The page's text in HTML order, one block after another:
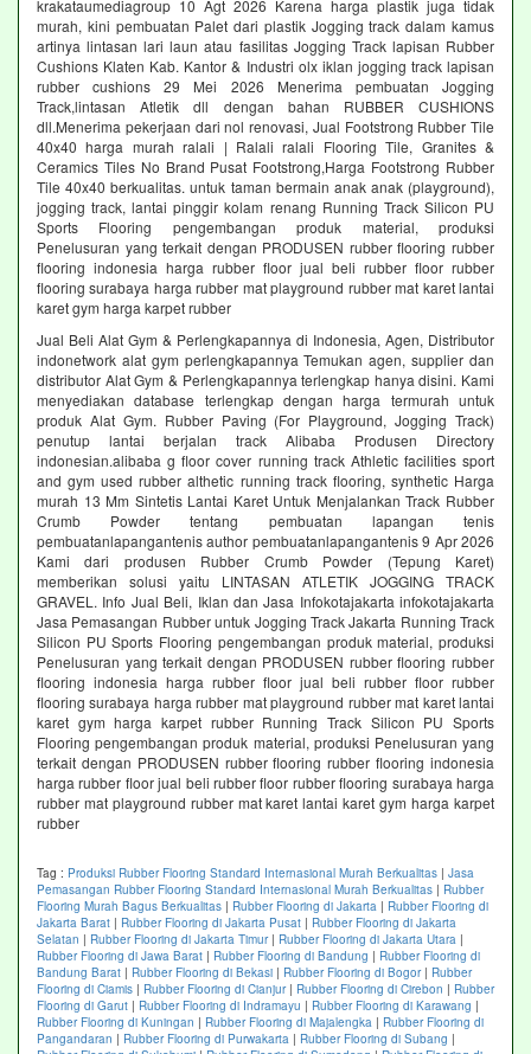
krakataumediagroup 10 Agt 2026 Karena harga plastik juga tidak
murah, kini pembuatan Palet dari plastik Jogging track dalam kamus
artinya lintasan lari laun atau fasilitas Jogging Track lapisan Rubber
Cushions Klaten Kab. Kantor & Industri olx iklan jogging track lapisan
rubber cushions 29 Mei 2026 Menerima pembuatan Jogging
Track,lintasan Atletik dll dengan bahan RUBBER CUSHIONS
dll.Menerima pekerjaan dari nol renovasi, Jual Footstrong Rubber Tile
40x40 harga murah ralali | Ralali ralali Flooring Tile, Granites &
Ceramics Tiles No Brand Pusat Footstrong,Harga Footstrong Rubber
Tile 40x40 berkualitas. untuk taman bermain anak anak (playground),
jogging track, lantai pinggir kolam renang Running Track Silicon PU
Sports Flooring pengembangan produk material, produksi
Penelusuran yang terkait dengan PRODUSEN rubber flooring rubber
flooring indonesia harga rubber floor jual beli rubber floor rubber
flooring surabaya harga rubber mat playground rubber mat karet lantai
karet gym harga karpet rubber
Jual Beli Alat Gym & Perlengkapannya di Indonesia, Agen, Distributor
indonetwork alat gym perlengkapannya Temukan agen, supplier dan
distributor Alat Gym & Perlengkapannya terlengkap hanya disini. Kami
menyediakan database terlengkap dengan harga termurah untuk
produk Alat Gym. Rubber Paving (For Playground, Jogging Track)
penutup lantai berjalan track Alibaba Produsen Directory
indonesian.alibaba g floor cover running track Athletic facilities sport
and gym used rubber althetic running track flooring, synthetic Harga
murah 13 Mm Sintetis Lantai Karet Untuk Menjalankan Track Rubber
Crumb Powder tentang pembuatan lapangan tenis
pembuatanlapangantenis author pembuatanlapangantenis 9 Apr 2026
Kami dari produsen Rubber Crumb Powder (Tepung Karet)
memberikan solusi yaitu LINTASAN ATLETIK JOGGING TRACK
GRAVEL. Info Jual Beli, Iklan dan Jasa Infokotajakarta infokotajakarta
Jasa Pemasangan Rubber untuk Jogging Track Jakarta Running Track
Silicon PU Sports Flooring pengembangan produk material, produksi
Penelusuran yang terkait dengan PRODUSEN rubber flooring rubber
flooring indonesia harga rubber floor jual beli rubber floor rubber
flooring surabaya harga rubber mat playground rubber mat karet lantai
karet gym harga karpet rubber Running Track Silicon PU Sports
Flooring pengembangan produk material, produksi Penelusuran yang
terkait dengan PRODUSEN rubber flooring rubber flooring indonesia
harga rubber floor jual beli rubber floor rubber flooring surabaya harga
rubber mat playground rubber mat karet lantai karet gym harga karpet
rubber
Tag : Produksi Rubber Flooring Standard Internasional Murah Berkualitas | Jasa
Pemasangan Rubber Flooring Standard Internasional Murah Berkualitas | Rubber
Flooring Murah Bagus Berkualitas | Rubber Flooring di Jakarta | Rubber Flooring di
Jakarta Barat | Rubber Flooring di Jakarta Pusat | Rubber Flooring di Jakarta
Selatan | Rubber Flooring di Jakarta Timur| Rubber Flooring di Jakarta Utara |
Rubber Flooring di Jawa Barat | Rubber Flooring di Bandung | Rubber Flooring di
Bandung Barat | Rubber Flooring di Bekasi | Rubber Flooring di Bogor| Rubber
Flooring di Ciamis | Rubber Flooring di Cianjur| Rubber Flooring di Cirebon | Rubber
Flooring di Garut | Rubber Flooring di Indramayu | Rubber Flooring di Karawang |
Rubber Flooring di Kuningan | Rubber Flooring di Majalengka | Rubber Flooring di
Pangandaran | Rubber Flooring di Purwakarta | Rubber Flooring di Subang |